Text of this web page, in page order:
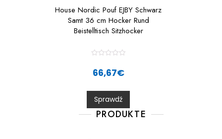
House Nordic Pouf EJBY Schwarz
Samt 36 cm Hocker Rund
Beistelltisch Sitzhocker
a
t
0
o
u
t
66,67€
Sprawdź
PRODUKTE